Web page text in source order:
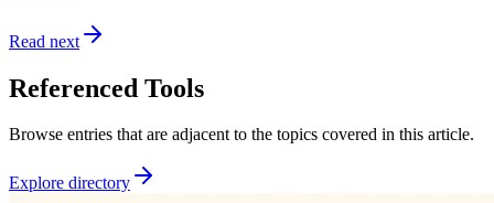
Read next
Referenced Tools
Browse entries that are adjacent to the topics covered in this article.
Explore directory